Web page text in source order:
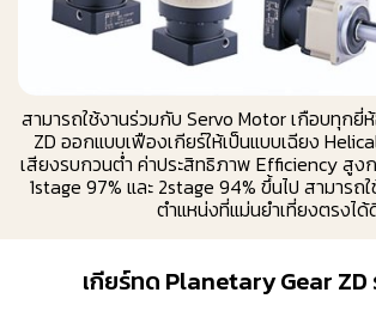
สามารถใช้งานร่วมกับ Servo Motor เกือบทุกยี่
ZD ออกแบบเฟืองเกียร์ให้เป็นแบบเฉียง
เสียงรบกวนต่ำ ค่าประสิทธิภาพ Efficiency สู
1stage 97% และ 2stage 94% ขึ้นไป สามาร
ตำแหน่งที่แม่นยำเที่ยงตรงได้
เกียร์ทด Planetary Gear ZD